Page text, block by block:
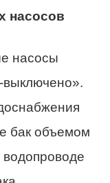
насосов
насосы
бак объемом